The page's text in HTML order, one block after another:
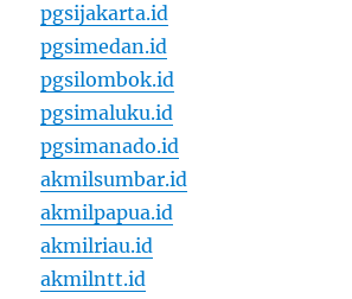
pgsijakarta.id
pgsimedan.id
pgsilombok.id
pgsimaluku.id
pgsimanado.id
akmilsumbar.id
akmilpapua.id
akmilriau.id
akmilntt.id